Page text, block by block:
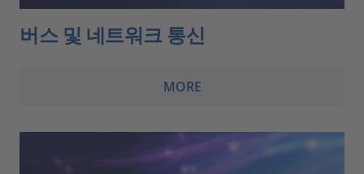
버스 및 네트워크 통신
MORE